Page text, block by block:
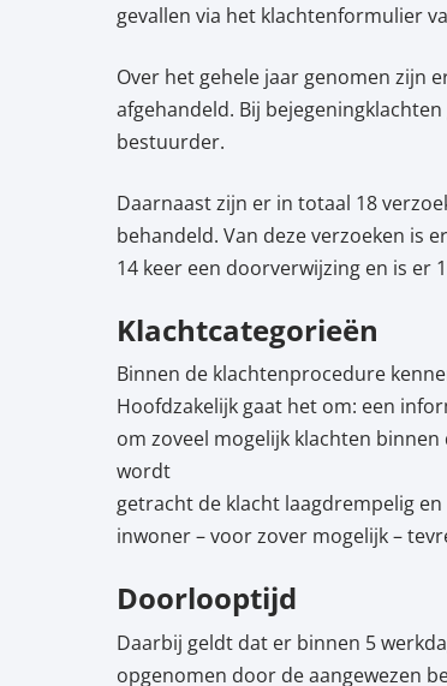
gevallen via het klachtenformulier
Over het gehele jaar genomen zijn
afgehandeld. Bij
bestuurder.
Daarnaast zijn er in totaal 18
behandeld. Van deze verzoeken is
14 keer een doorverwijzing en is er
Klachtcategorieën
Binnen de klachtenprocedure
Hoofdzakelijk gaat het om: een
om zoveel mogelijk klachten
wordt
getracht de klacht laagdrempelig
inwoner – voor zover mogelijk –
Doorlooptijd
Daarbij geldt dat er binnen 5
opgenomen door de aangewezen